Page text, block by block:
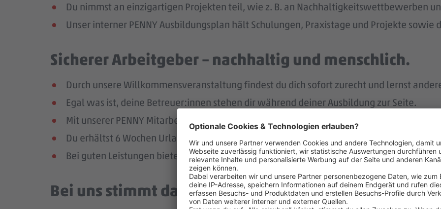
Du nimmst an einzigartigen Projekten teil, wie z. B. an Nachhaltigkeitswettbewerben
Unser interner PENNY Ausbildungsplan hält Schulungen, Praxistage und Projekte
Sicherer Arbeitgeber – nachhaltig und menschlich.
Durch unsere Willkommensveranstaltung findest du dich sofort zurecht und lernst
Egal was ist, deine Betreuer:innen stehen dir während deiner Ausbildung zur Seite.
Mit unserer PENNY Mitarbeitenden-App bist du immer gut informiert und intern vernetzt.
Du erhältst 6 Wochen Urlaub pro Jahr.
Bei guten Leistungen bieten wir dir nach deiner Ausbildung eine Übernahme in ein
Bei uns stimmt das Gehalt – und noch mehr.